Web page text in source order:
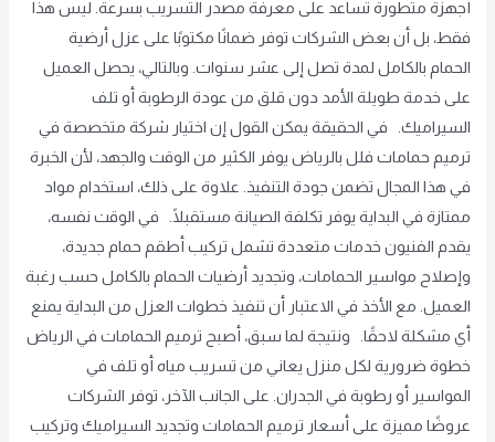
أجهزة متطورة تساعد على معرفة مصدر التسريب بسرعة. ليس هذا
فقط، بل أن بعض الشركات توفر ضمانًا مكتوبًا على عزل أرضية
الحمام بالكامل لمدة تصل إلى عشر سنوات. وبالتالي، يحصل العميل
على خدمة طويلة الأمد دون قلق من عودة الرطوبة أو تلف
السيراميك. في الحقيقة يمكن القول إن اختيار شركة متخصصة في
ترميم حمامات فلل بالرياض يوفر الكثير من الوقت والجهد، لأن الخبرة
في هذا المجال تضمن جودة التنفيذ. علاوة على ذلك، استخدام مواد
ممتازة في البداية يوفر تكلفة الصيانة مستقبلًا. في الوقت نفسه،
يقدم الفنيون خدمات متعددة تشمل تركيب أطقم حمام جديدة،
وإصلاح مواسير الحمامات، وتجديد أرضيات الحمام بالكامل حسب رغبة
العميل. مع الأخذ في الاعتبار أن تنفيذ خطوات العزل من البداية يمنع
أي مشكلة لاحقًا. ونتيجة لما سبق، أصبح ترميم الحمامات في الرياض
خطوة ضرورية لكل منزل يعاني من تسريب مياه أو تلف في
المواسير أو رطوبة في الجدران. على الجانب الآخر، توفر الشركات
عروضًا مميزة على أسعار ترميم الحمامات وتجديد السيراميك وتركيب